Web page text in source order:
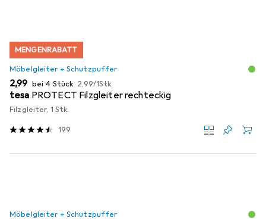
MENGENRABATT
Möbelgleiter + Schutzpuffer
EUR
2,99 bei 4 Stück EUR
2,99/1Stk.
tesa PROTECT Filzgleiter rechteckig
Filzgleiter, 1 Stk.
199
Möbelgleiter + Schutzpuffer